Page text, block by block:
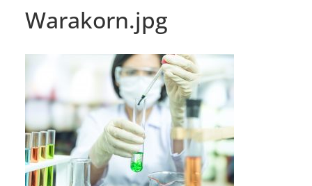
Warakorn.jpg